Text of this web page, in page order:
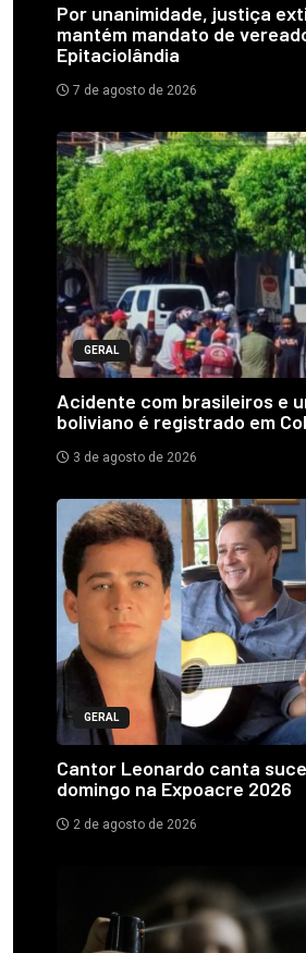
Por unanimidade, justiça
mantém mandato de
Epitaciolândia
7 de agosto de 2026
GERAL
Acidente com brasileiros e
boliviano é registrado em
3 de agosto de 2026
GERAL
Cantor Leonardo canta
domingo na Expoacre 2026
2 de agosto de 2026